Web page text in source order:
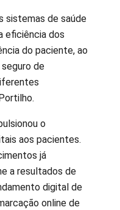
sistemas de saúde
eficiência dos
do paciente, ao
de
o
aos pacientes.
já
a resultados de
digital de
online de